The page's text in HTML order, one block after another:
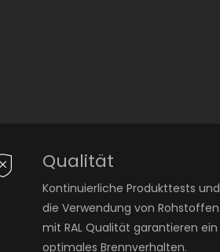
Qualität
Kontinuierliche Produkttests und
die Verwendung von Rohstoffen
mit RAL Qualität garantieren ein
optimales Brennverhalten.